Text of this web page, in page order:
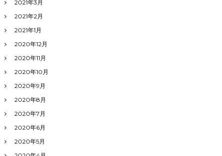
2021年3月
2021年2月
2021年1月
2020年12月
2020年11月
2020年10月
2020年9月
2020年8月
2020年7月
2020年6月
2020年5月